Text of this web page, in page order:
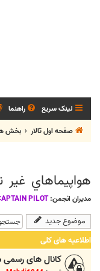
لینک سریع راهنما
صفحه اول تالار
بخش
هواپيماهاي غير
مدیران انجمن: PILOT
موضوع جدید
اطلاعیه های کلی
کانال های رسمی